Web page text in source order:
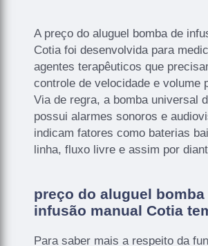
A preço do aluguel bomba de
Cotia foi desenvolvida para
agentes terapêuticos que
controle de velocidade e volume
Via de regra, a bomba universal
possui alarmes sonoros e
indicam fatores como baterias
linha, fluxo livre e assim por
preço do aluguel bomba
infusão manual Cotia
Para saber mais a respeito da